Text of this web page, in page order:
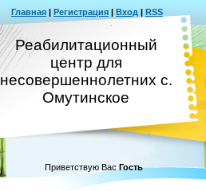
Главная | Регистрация | Вход | RSS
Реабилитационный
центр для
несовершеннолетних с.
Омутинское
Приветствую Вас Гость